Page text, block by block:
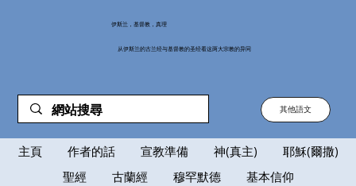
伊斯兰，基督教，真理
从伊斯兰的古兰经与基督教的圣经看这两大宗教的异同
其他語文
主頁 作者的話 宣教準備 神(真主)
耶穌(爾撒)
聖經
古蘭經 穆罕默德
基本信仰